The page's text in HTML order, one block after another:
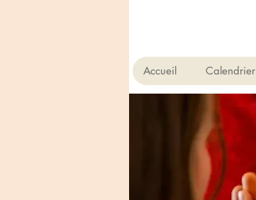
Accueil Calendrier